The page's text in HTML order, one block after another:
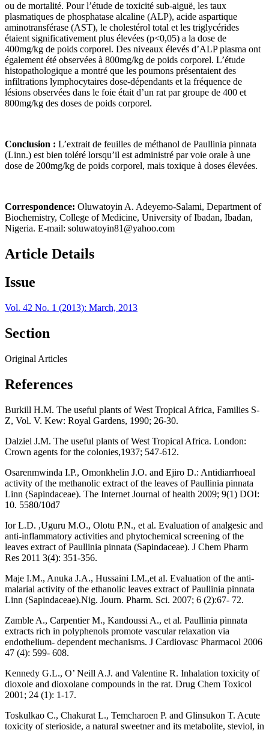
ou de mortalité. Pour l’étude de toxicité sub-aiguë, les taux
plasmatiques de phosphatase alcaline (ALP), acide aspartique
aminotransférase (AST), le cholestérol total et les triglycérides
étaient significativement plus élevées (p<0,05) a la dose de
400mg/kg de poids corporel. Des niveaux élevés d’ALP plasma ont
également été observées à 800mg/kg de poids corporel. L’étude
histopathologique a montré que les poumons présentaient des
infiltrations lymphocytaires dose-dépendants et la fréquence de
lésions observées dans le foie était d’un rat par groupe de 400 et
800mg/kg des doses de poids corporel.
Conclusion : L’extrait de feuilles de méthanol de Paullinia pinnata
(Linn.) est bien toléré lorsqu’il est administré par voie orale à une
dose de 200mg/kg de poids corporel, mais toxique à doses élevées.
Correspondence: Oluwatoyin A. Adeyemo-Salami, Department of
Biochemistry, College of Medicine, University of Ibadan, Ibadan,
Nigeria. E-mail: soluwatoyin81@yahoo.com
Article Details
Issue
Vol. 42 No. 1 (2013): March, 2013
Section
Original Articles
References
Burkill H.M. The useful plants of West Tropical Africa, Families S-
Z, Vol. V. Kew: Royal Gardens, 1990; 26-30.
Dalziel J.M. The useful plants of West Tropical Africa. London:
Crown agents for the colonies,1937; 547-612.
Osarenmwinda I.P., Omonkhelin J.O. and Ejiro D.: Antidiarrhoeal
activity of the methanolic extract of the leaves of Paullinia pinnata
Linn (Sapindaceae). The Internet Journal of health 2009; 9(1) DOI:
10. 5580/10d7
Ior L.D. ,Uguru M.O., Olotu P.N., et al. Evaluation of analgesic and
anti-inflammatory activities and phytochemical screening of the
leaves extract of Paullinia pinnata (Sapindaceae). J Chem Pharm
Res 2011 3(4): 351-356.
Maje I.M., Anuka J.A., Hussaini I.M.,et al. Evaluation of the anti-
malarial activity of the ethanolic leaves extract of Paullinia pinnata
Linn (Sapindaceae).Nig. Journ. Pharm. Sci. 2007; 6 (2):67- 72.
Zamble A., Carpentier M., Kandoussi A., et al. Paullinia pinnata
extracts rich in polyphenols promote vascular relaxation via
endothelium- dependent mechanisms. J Cardiovasc Pharmacol 2006
47 (4): 599- 608.
Kennedy G.L., O’ Neill A.J. and Valentine R. Inhalation toxicity of
dioxole and dioxolane compounds in the rat. Drug Chem Toxicol
2001; 24 (1): 1-17.
Toskulkao C., Chakurat L., Temcharoen P. and Glinsukon T. Acute
toxicity of sterioside, a natural sweetner and its metabolite, steviol, in